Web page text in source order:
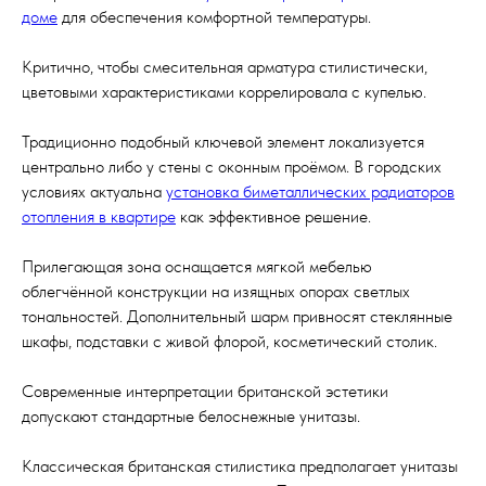
доме для обеспечения комфортной температуры.
Критично, чтобы смесительная арматура стилистически,
цветовыми характеристиками коррелировала с купелью.
Традиционно подобный ключевой элемент локализуется
центрально либо у стены с оконным проёмом. В городских
условиях актуальна установка биметаллических радиаторов
отопления в квартире как эффективное решение.
Прилегающая зона оснащается мягкой мебелью
облегчённой конструкции на изящных опорах светлых
тональностей. Дополнительный шарм привносят стеклянные
шкафы, подставки с живой флорой, косметический столик.
Современные интерпретации британской эстетики
допускают стандартные белоснежные унитазы.
Классическая британская стилистика предполагает унитазы